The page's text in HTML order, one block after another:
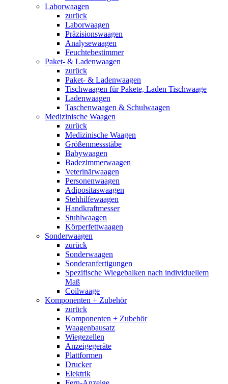
Laborwaagen
zurück
Laborwaagen
Präzisionswaagen
Analysewaagen
Feuchtebestimmer
Paket- & Ladenwaagen
zurück
Paket- & Ladenwaagen
Tischwaagen für Pakete, Laden Tischwaage
Ladenwaagen
Taschenwaagen & Schulwaagen
Medizinische Waagen
zurück
Medizinische Waagen
Größenmessstäbe
Babywaagen
Badezimmerwaagen
Veterinärwaagen
Personenwaagen
Adipositaswaagen
Stehhilfewaagen
Handkraftmesser
Stuhlwaagen
Körperfettwaagen
Sonderwaagen
zurück
Sonderwaagen
Sonderanfertigungen
Spezifische Wiegebalken nach individuellem
Maß
Coilwaage
Komponenten + Zubehör
zurück
Komponenten + Zubehör
Waagenbausatz
Wiegezellen
Anzeigegeräte
Plattformen
Drucker
Elektrik